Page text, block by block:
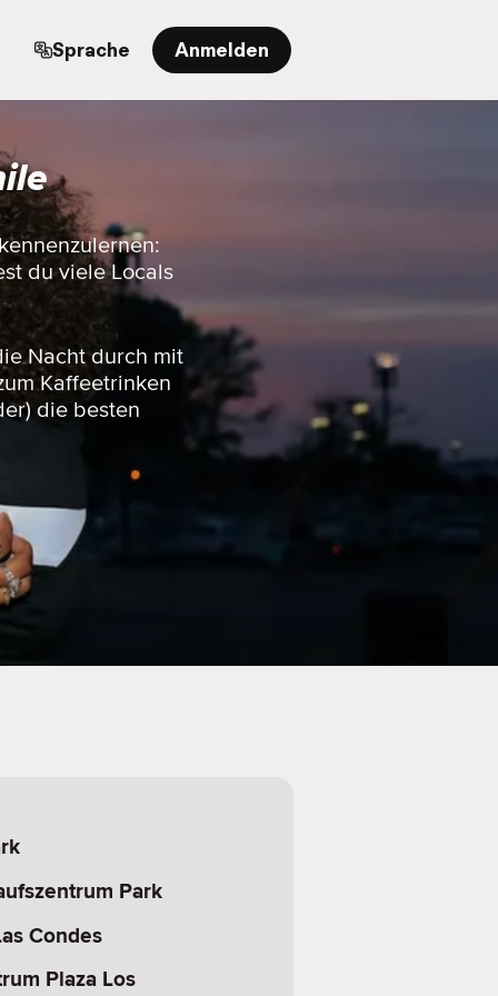
Sprache Anmelden
du viele Locals
Nacht durch mit
Kaffeetrinken
die besten
Park
Condes
Plaza Los